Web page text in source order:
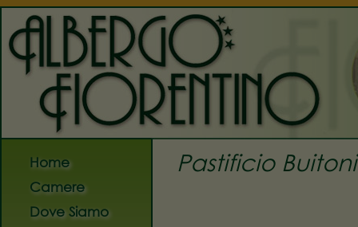
Albergo Fiorentino
Home
Camere
Dove Siamo
Pastificio